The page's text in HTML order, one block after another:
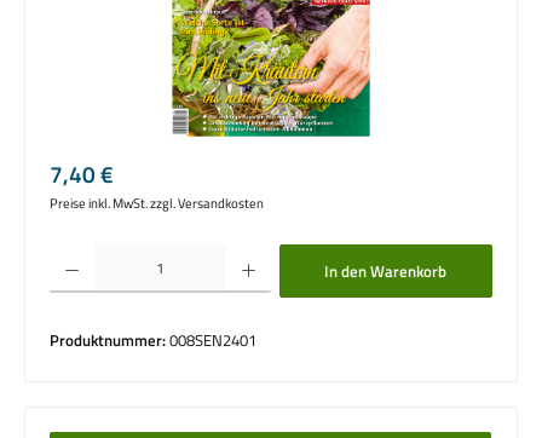
Regulärer Preis:
7,40 €
Preise inkl. MwSt. zzgl. Versandkosten
Produkt Anzahl: Gib den gewünschten Wert ein oder benutze die Schaltflächen um
In den Warenkorb
Produktnummer:008SEN2401